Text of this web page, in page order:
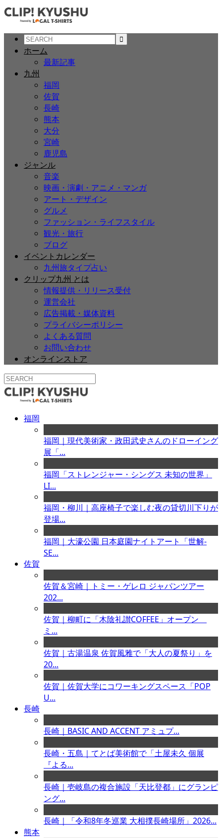
ホーム
最新記事
九州
福岡
佐賀
長崎
熊本
大分
宮崎
鹿児島
ジャンル
音楽
映画・演劇・アニメ・マンガ
アート・デザイン
グルメ
ファッション・ライフスタイル
観光・旅行
ブログ
イベントカレンダー
九州旅タイプ占い
クリップ九州 とは
情報提供・リリース受付
運営会社
広告掲載・媒体資料
プライバシーポリシー
よくある質問
お問い合わせ
オンラインストア
福岡
福岡｜現代美術家・政田武史さんのドローイング
展「...
福岡「ストレンジャー・シングス 未知の世界」
LI...
福岡・柳川｜高座椅子で楽しむ夜の貸切川下りが
登場...
福岡｜大濠公園 日本庭園ナイトアート「世解-
SE...
佐賀
佐賀＆宮崎｜トミー・ゲレロ ジャパンツアー
202...
佐賀｜柳町に「木陰礼讃COFFEE」オープン
ミ...
佐賀｜古湯温泉 佐賀風雅で「大人の夏祭り」を
20...
佐賀｜佐賀大学にコワーキングスペース「POP
U...
長崎
長崎｜BASIC AND ACCENT アミュプ...
長崎・五島｜てとば美術館で「土屋未久 個展
『よる...
長崎｜壱岐島の複合施設「天比登都」にグランピ
ング...
長崎｜「令和8年冬巡業 大相撲長崎場所」2026...
熊本